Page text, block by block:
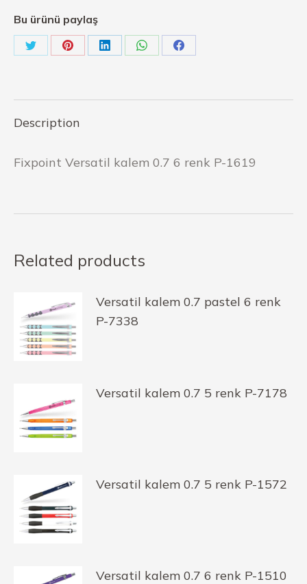
Bu ürünü paylaş
Description
Fixpoint Versatil kalem 0.7 6 renk P-1619
Related products
Versatil kalem 0.7 pastel 6 renk
P-7338
Versatil kalem 0.7 5 renk P-7178
Versatil kalem 0.7 5 renk P-1572
Versatil kalem 0.7 6 renk P-1510